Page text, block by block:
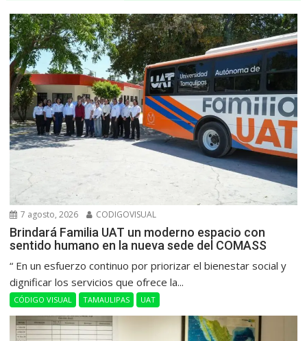
7 agosto, 2026 CODIGOVISUAL
Brindará Familia UAT un moderno espacio con
sentido humano en la nueva sede del COMASS
“ En un esfuerzo continuo por priorizar el bienestar social y
dignificar los servicios que ofrece la...
CÓDIGO VISUAL TAMAULIPAS UAT